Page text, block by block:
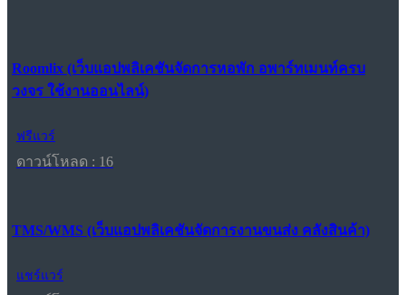
Roomlix (เว็บแอปพลิเคชันจัดการหอพัก อพาร์ทเมนท์ครบ
วงจร ใช้งานออนไลน์)
ฟรีแวร์
ดาวน์โหลด : 16
TMS/WMS (เว็บแอปพลิเคชันจัดการงานขนส่ง คลังสินค้า)
แชร์แวร์